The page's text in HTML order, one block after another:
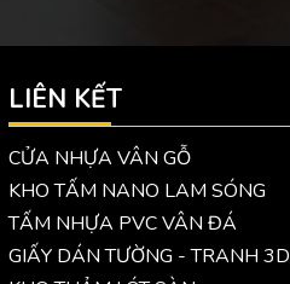
LIÊN KẾT
CỬA NHỰA VÂN GỖ
KHO TẤM NANO LAM SÓNG
TẤM NHỰA PVC VÂN ĐÁ
GIẤY DÁN TƯỜNG - TRANH 3D